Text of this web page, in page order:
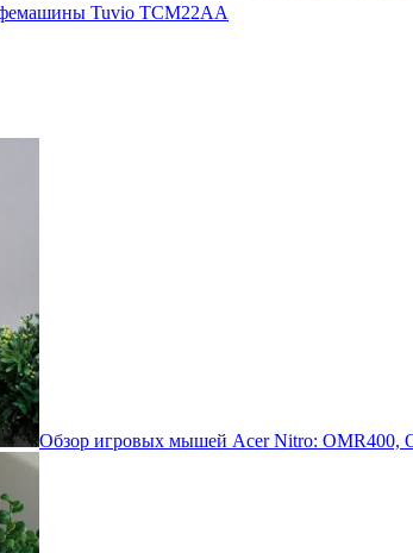
Tuvio TCM22AA
Обзор игровых мышей Acer Nitro: OMR400,